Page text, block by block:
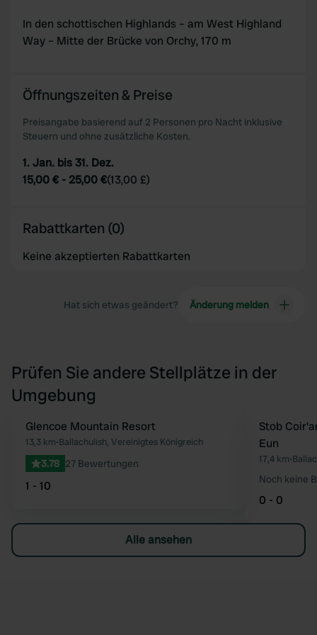
may combine it with other information that you’ve
provided to them or that they’ve collected from your use
In den schottischen Highlands – am West Highland
Way – Mitte der Brücke von Orchy, 170 m
Öffnungszeiten & Preise
Preisangabe basierend auf 2 Personen pro Nacht inklusive
Steuern und ohne zusätzliche Kosten.
1. Jan. bis 31. Dez.
15,00 € - 25,00 €(13,00 £)
Rabattkarten (0)
Keine akzeptierten Rabattkarten
Hat sich etwas geändert? Änderung melden
Prüfen Sie andere Stellplätze in der
Umgebung
Glencoe Mountain Resort
13,3 km•Ballachulish, Vereinigtes Königreich
3.78 27 Bewertungen
1 - 10
Stob
Eun
17,4 km•
Noch keine
0 - 0
Alle ansehen